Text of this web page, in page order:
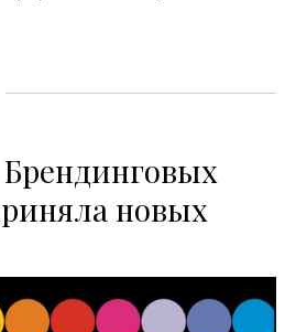
новых